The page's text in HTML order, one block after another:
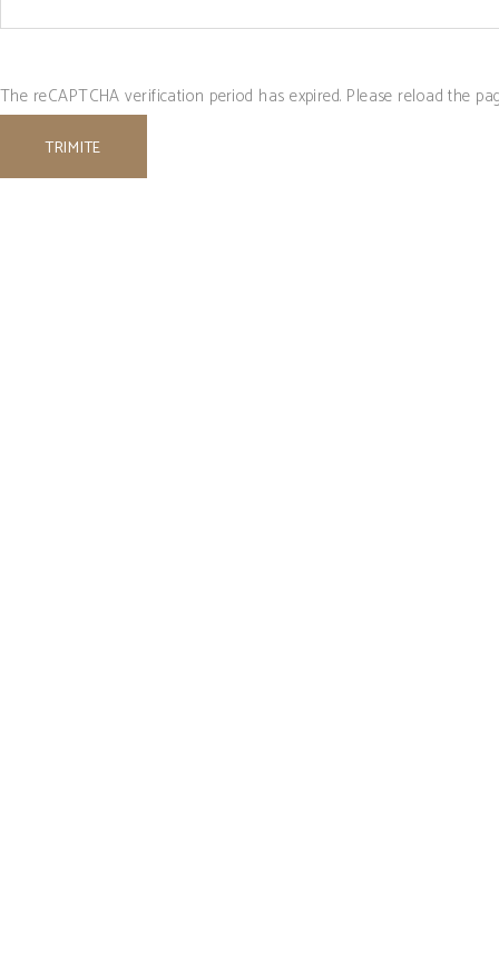
The reCAPTCHA verification period has expired. Please reload the